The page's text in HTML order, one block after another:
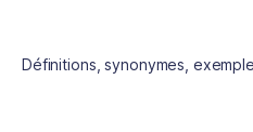
Définitions, synonymes,